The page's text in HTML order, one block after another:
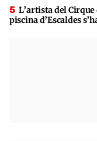
L’artista del
piscina d’Escaldes